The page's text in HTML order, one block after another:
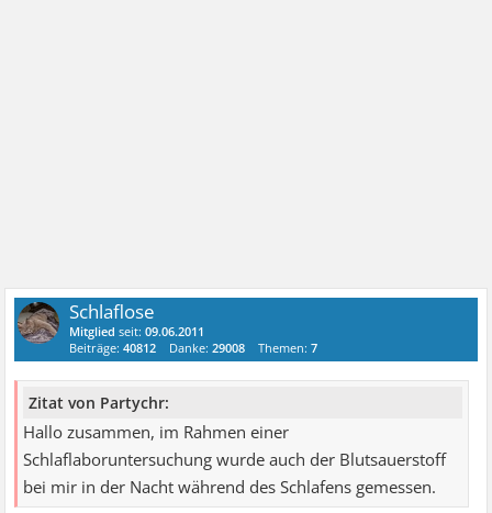
Schlaflose
Mitglied seit:09.06.2011
Beiträge:40812 Danke:29008 Themen:7
Zitat von Partychr:
Hallo zusammen, im Rahmen einer
Schlaflaboruntersuchung wurde auch der Blutsauerstoff
bei mir in der Nacht während des Schlafens gemessen.